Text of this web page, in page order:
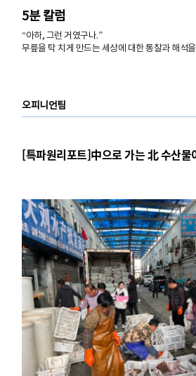
5분 칼럼
“아하, 그런 거였구나.”
무릎을 탁 치게 만드는 세상에 대한 통찰과 해석
오피니언팀
[특파원리포트]中으로 가는 北 수산물